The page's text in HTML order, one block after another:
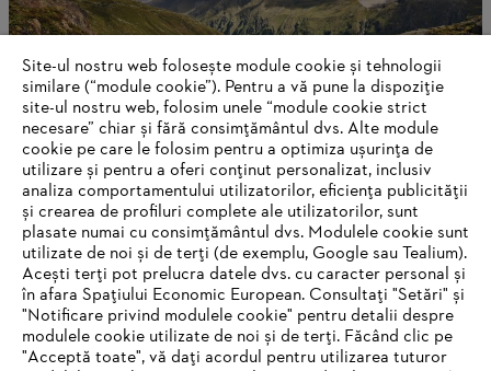
Operațiuni de vânzare STIHL America de Sud
Informații pentru furnizori
Produse
Contact
Carieră
Site-ul nostru web folosește module cookie și tehnologii
similare (“module cookie”). Pentru a vă pune la dispoziție
site-ul nostru web, folosim unele “module cookie strict
necesare” chiar și fără consimțământul dvs. Alte module
cookie pe care le folosim pentru a optimiza ușurința de
utilizare și pentru a oferi conținut personalizat, inclusiv
analiza comportamentului utilizatorilor, eficiența publicității
și crearea de profiluri complete ale utilizatorilor, sunt
plasate numai cu consimțământul dvs. Modulele cookie sunt
utilizate de noi și de terți (de exemplu, Google sau Tealium).
Acești terți pot prelucra datele dvs. cu caracter personal și
în afara Spațiului Economic European. Consultați "Setări" și
"Notificare privind modulele cookie" pentru detalii despre
modulele cookie utilizate de noi și de terți. Făcând clic pe
"Acceptă toate", vă dați acordul pentru utilizarea tuturor